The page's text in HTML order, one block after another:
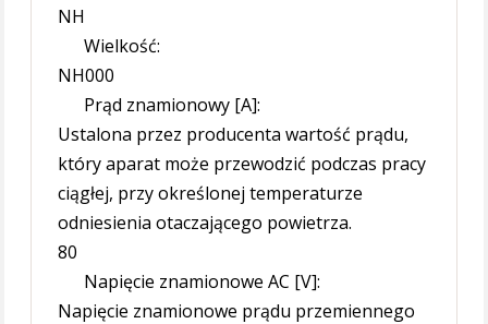
NH
Wielkość:
NH000
Prąd znamionowy [A]:
Ustalona przez producenta wartość prądu,
który aparat może przewodzić podczas pracy
ciągłej, przy określonej temperaturze
odniesienia otaczającego powietrza.
80
Napięcie znamionowe AC [V]:
Napięcie znamionowe prądu przemiennego